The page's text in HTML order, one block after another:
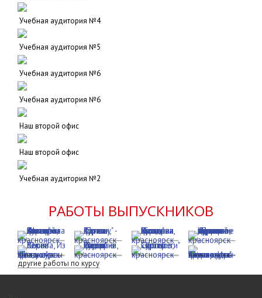
Учебная аудитория №4
Учебная аудитория №5
Учебная аудитория №6
Учебная аудитория №6
Наш второй офис
Наш второй офис
Учебная аудитория №2
РАБОТЫ ВЫПУСКНИКОВ
другие работы по курсу